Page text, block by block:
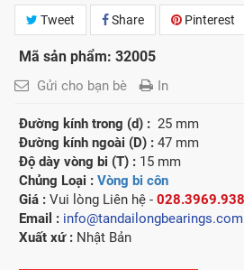
Tweet Share Pinterest
Mã sản phẩm: 32005
Gửi cho bạn bè In
Đường kính trong (d) : 25 mm
Đường kính ngoài (D) : 47 mm
Độ dày vòng bi (T) : 15 mm
Chủng Loại :Vòng bi côn
Giá : Vui lòng Liên hệ -
Email :
Xuất xứ : Nhật Bản